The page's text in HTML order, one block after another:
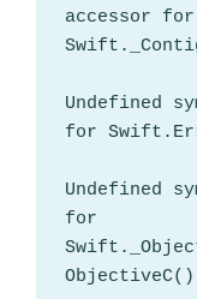
accessor for
Undefined
for
Undefined
for